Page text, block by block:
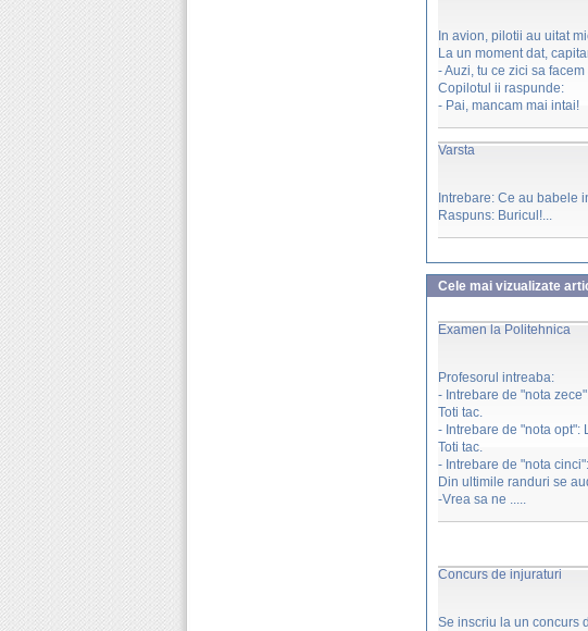
In avion, pilotii au uitat
La un moment dat,
- Auzi, tu ce zici sa
Copilotul ii raspunde:
- Pai, mancam mai intai!
Varsta
Intrebare: Ce au babele
Raspuns: Buricul!...
Cele mai vizualizate
Examen la Politehnica
Profesorul intreaba:
- Intrebare de "nota
Toti tac.
- Intrebare de "nota opt":
Toti tac.
- Intrebare de "nota
Din ultimile randuri se
-Vrea sa ne .....
Concurs de injuraturi
Se inscriu la un concurs